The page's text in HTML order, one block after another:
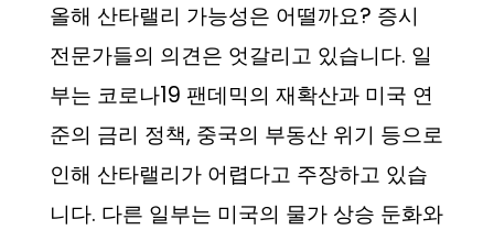
올해 산타랠리 가능성은 어떨까요? 증시
전문가들의 의견은 엇갈리고 있습니다. 일
부는 코로나19 팬데믹의 재확산과 미국 연
준의 금리 정책, 중국의 부동산 위기 등으로
인해 산타랠리가 어렵다고 주장하고 있습
니다. 다른 일부는 미국의 물가 상승 둔화와